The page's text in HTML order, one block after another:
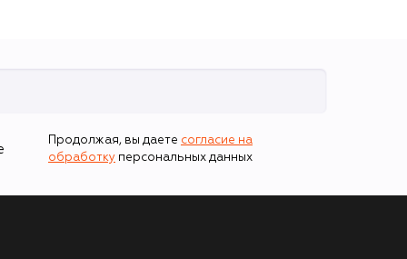
Продолжая, вы даете согласие на
обработку персональных данных